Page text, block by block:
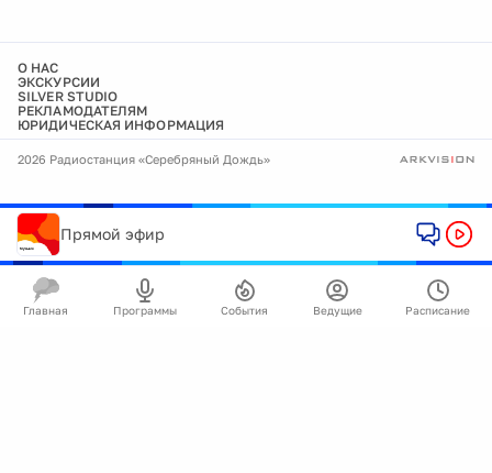
О НАС
ЭКСКУРСИИ
SILVER STUDIO
РЕКЛАМОДАТЕЛЯМ
ЮРИДИЧЕСКАЯ ИНФОРМАЦИЯ
2026 Радиостанция «Серебряный Дождь»
Прямой эфир
Главная Программы События Ведущие Расписание